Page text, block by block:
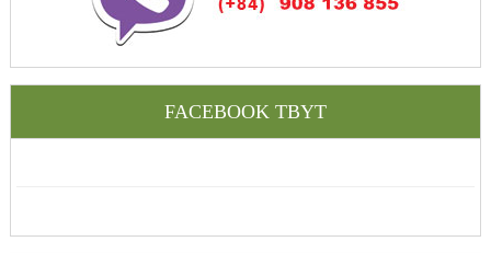
FACEBOOK TBYT